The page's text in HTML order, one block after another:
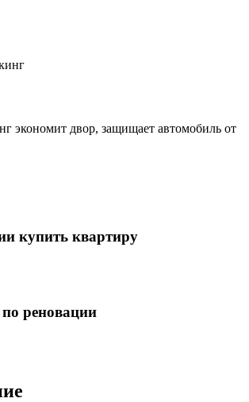
экономит двор, защищает автомобиль от
купить квартиру
реновации